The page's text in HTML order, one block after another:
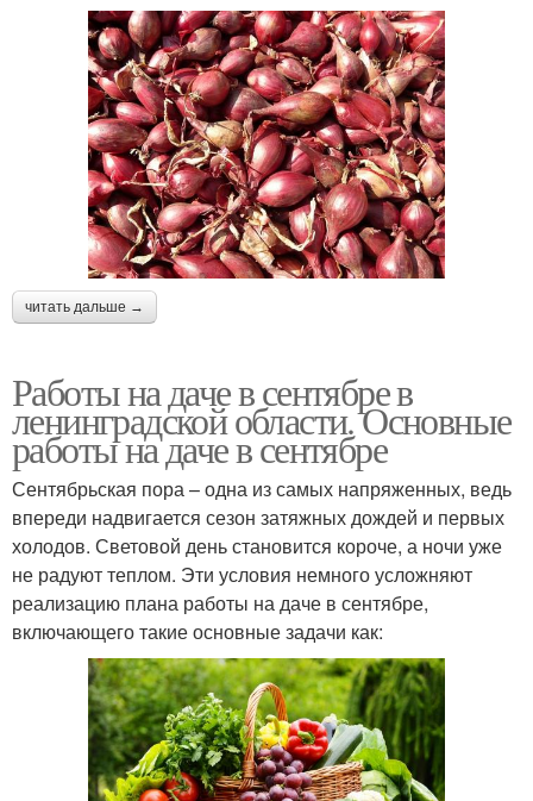
читать дальше →
Работы на даче в сентябре в
ленинградской области. Основные
работы на даче в сентябре
Сентябрьская пора – одна из самых напряженных, ведь
впереди надвигается сезон затяжных дождей и первых
холодов. Световой день становится короче, а ночи уже
не радуют теплом. Эти условия немного усложняют
реализацию плана работы на даче в сентябре,
включающего такие основные задачи как: